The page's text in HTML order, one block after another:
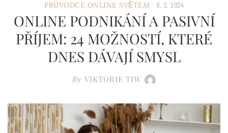
PRŮVODCE ONLINE SVĚTEM 6. 2. 2024
ONLINE PODNIKÁNÍ A PASIVNÍ
PŘÍJEM: 24 MOŽNOSTÍ, KTERÉ
DNES DÁVAJÍ SMYSL
By VIKTORIE TIW